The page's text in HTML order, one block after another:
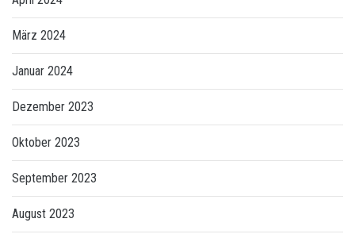
März 2024
Januar 2024
Dezember 2023
Oktober 2023
September 2023
August 2023